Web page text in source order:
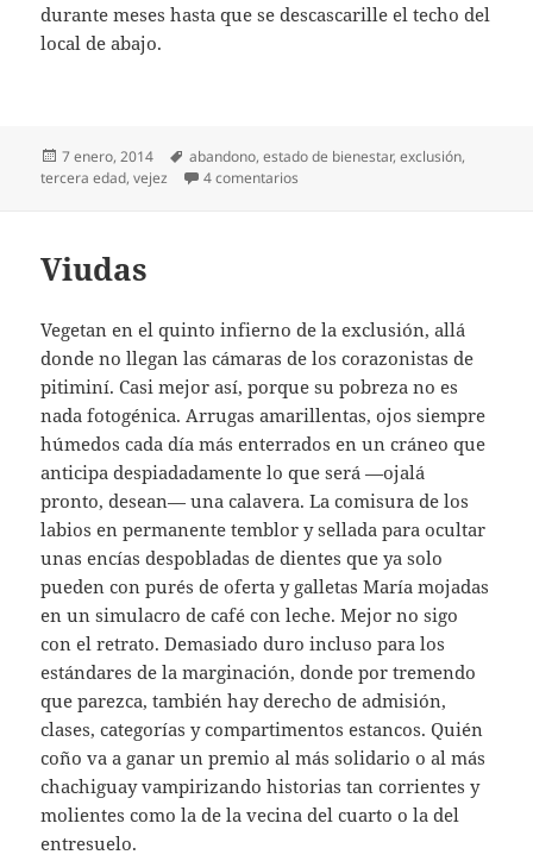
durante meses hasta que se descascarille el techo del
local de abajo.
Publicado
el
7 enero, 2014 Etiquetas
abandono,estado de bienestar,exclusión,
tercera edad,vejez 4 comentarios
Viudas
Vegetan en el quinto infierno de la exclusión, allá
donde no llegan las cámaras de los corazonistas de
pitiminí. Casi mejor así, porque su pobreza no es
nada fotogénica. Arrugas amarillentas, ojos siempre
húmedos cada día más enterrados en un cráneo que
anticipa despiadadamente lo que será —ojalá
pronto, desean— una calavera. La comisura de los
labios en permanente temblor y sellada para ocultar
unas encías despobladas de dientes que ya solo
pueden con purés de oferta y galletas María mojadas
en un simulacro de café con leche. Mejor no sigo
con el retrato. Demasiado duro incluso para los
estándares de la marginación, donde por tremendo
que parezca, también hay derecho de admisión,
clases, categorías y compartimentos estancos. Quién
coño va a ganar un premio al más solidario o al más
chachiguay vampirizando historias tan corrientes y
molientes como la de la vecina del cuarto o la del
entresuelo.